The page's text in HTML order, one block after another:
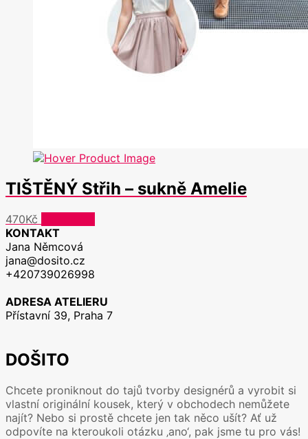
TIŠTĚNÝ Střih – sukně Amelie
470Kč
KONTAKT
Jana Němcová
jana@dosito.cz
+420739026998
ADRESA ATELIERU
Přístavní 39, Praha 7
DOŠITO
Chcete proniknout do tajů tvorby designérů a vyrobit si
vlastní originální kousek, který v obchodech nemůžete
najít? Nebo si prostě chcete jen tak něco ušít? Ať už
odpovíte na kteroukoli otázku ‚ano‘, pak jsme tu pro vás!